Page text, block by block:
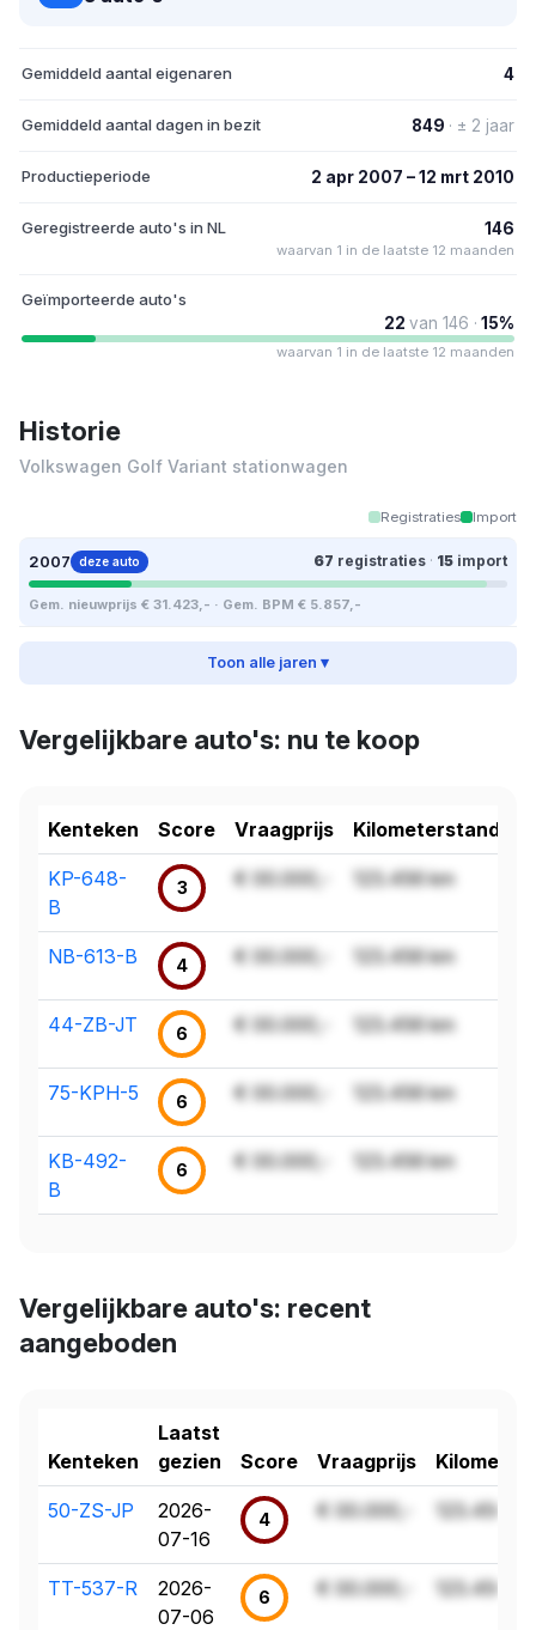
Gemiddeld aantal eigenaren 4
Gemiddeld aantal dagen in bezit 849 · ± 2 jaar
Productieperiode 2 apr 2007 – 12 mrt 2010
Geregistreerde auto's in NL 146
waarvan 1 in de laatste 12 maanden
Geïmporteerde auto's
22 van 146 · 15%
waarvan 1 in de laatste 12 maanden
Historie
Volkswagen Golf Variant stationwagen
Registraties Import
2007 deze auto 67 registraties · 15 import
Gem. nieuwprijs € 31.423,- · Gem. BPM € 5.857,-
Toon alle jaren ▾
Vergelijkbare auto's: nu te koop
Kenteken Score Vraagprijs Kilometerstand
KP-648-
B
3 € 00.000,- 123.456 km
NB-613-B 4 € 00.000,- 123.456 km
44-ZB-JT 6 € 00.000,- 123.456 km
75-KPH-5 6 € 00.000,- 123.456 km
KB-492-
B
6 € 00.000,- 123.456 km
Vergelijkbare auto's: recent
aangeboden
Kenteken
Laatst
gezien
Score Vraagprijs
50-ZS-JP
2026-
07-16
4 € 00.000,- 123.456 km
TT-537-R
2026-
07-06
6 € 00.000,- 123.456 km